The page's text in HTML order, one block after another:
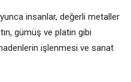
insanlar, değerli metaller
gümüş ve platin gibi
işlenmesi ve sanat